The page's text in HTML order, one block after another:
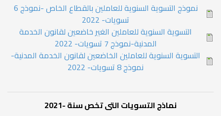
نموذج التسوية السنوية للعاملين بالقطاع الخاص -نموذج 6
تسويات- 2022
التسوية السنوية للعاملين الغير خاضعين لقانون الخدمة
المدنية-نموذج 7 تسويات- 2022
التسوية السنوية للعاملين الخاضعين لقانون الخدمة المدنية-
نموذج 8 تسويات- 2022
نماذج التسويات التى تخص سنة -2021